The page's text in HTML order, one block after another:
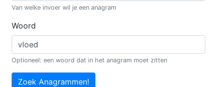
Van welke invoer wil je een anagram
Woord
Optioneel: een woord dat in het anagram moet zitten
Zoek Anagrammen!